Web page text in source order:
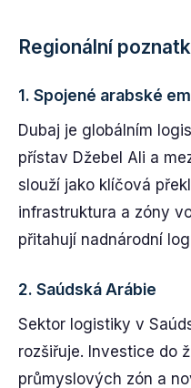
Regionální
1. Spojené arabské
Dubaj je globálním
přístav Džebel Ali a
slouží jako klíčová
infrastruktura a zóny
přitahují nadnárodní
2. Saúdská Arábie
Sektor logistiky v
rozšiřuje. Investice do
průmyslových zón a